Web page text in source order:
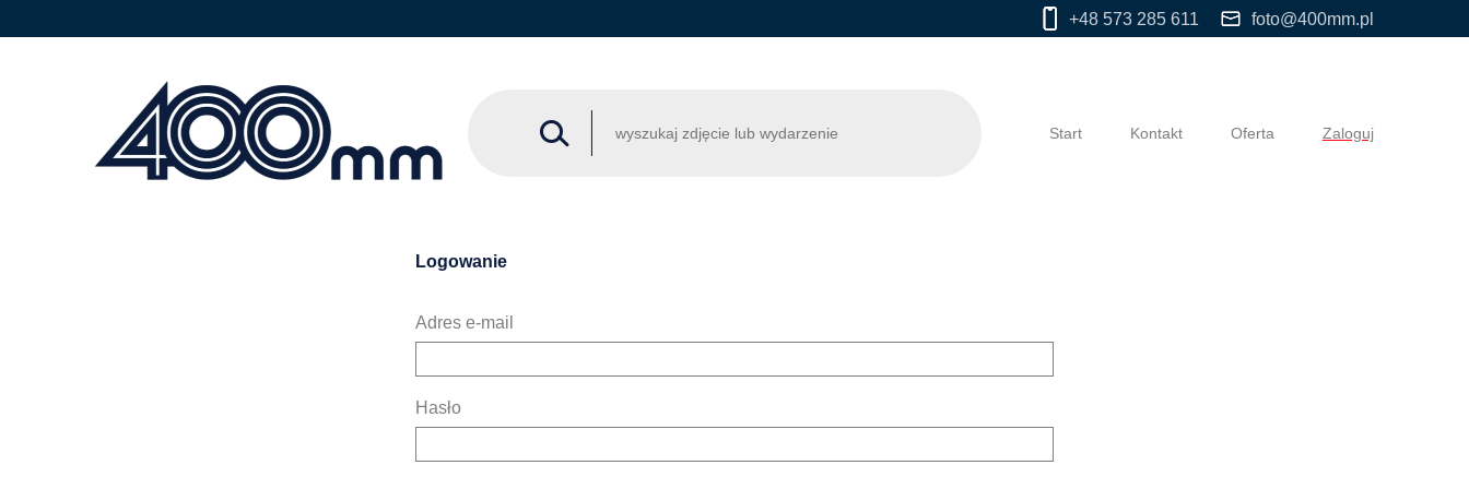
+48 573 285 611 foto@400mm.pl
Start Kontakt Oferta Zaloguj
Logowanie
Adres e-mail
Hasło